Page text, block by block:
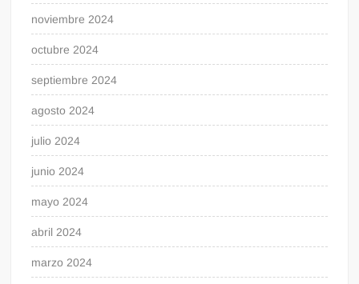
noviembre 2024
octubre 2024
septiembre 2024
agosto 2024
julio 2024
junio 2024
mayo 2024
abril 2024
marzo 2024